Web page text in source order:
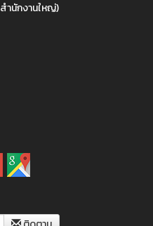
ำนักงานใหญ่)